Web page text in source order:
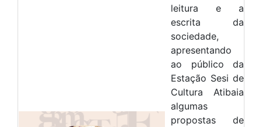
leitura e a
escrita da
sociedade,
apresentando
ao
público da
Estação Sesi de
Cultura Atibaia
algumas
propostas de